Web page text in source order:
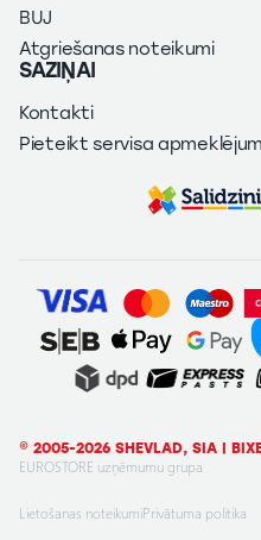
BUJ
Atgriešanas noteikumi
SAZIŅAI
Kontakti
Pieteikt servisa
© 2005-2026 SHEVLAD, SIA |
EUROSTORE uzņēmumu grupa
Lietošanas noteikumiPrivātuma politika